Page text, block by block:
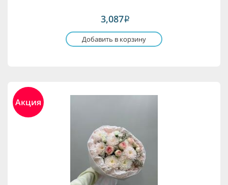
3,087i
Добавить в корзину
Акция